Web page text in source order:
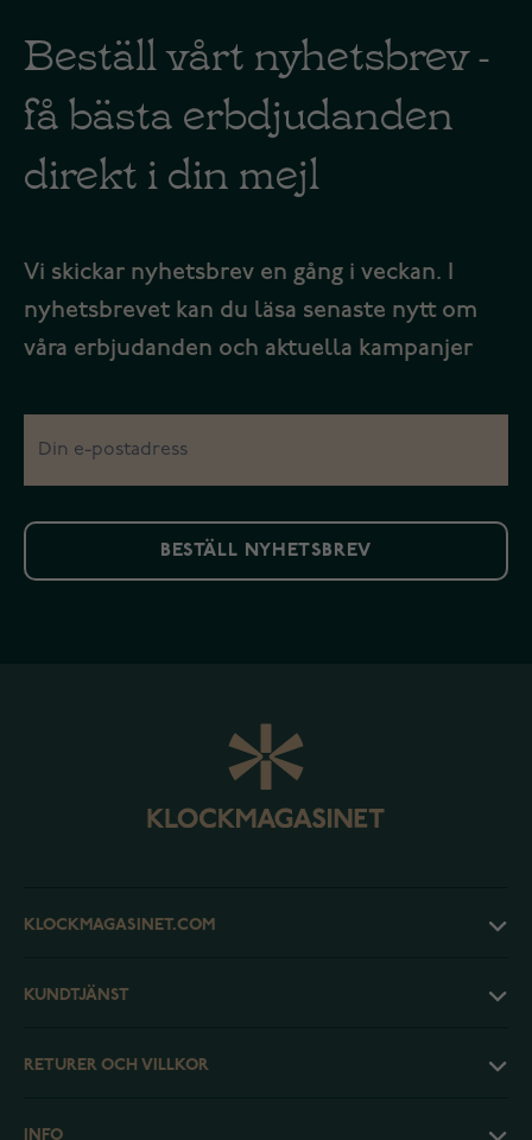
Beställ vårt nyhetsbrev -
få bästa erbdjudanden
direkt i din mejl
Vi skickar nyhetsbrev en gång i veckan. I
nyhetsbrevet kan du läsa senaste nytt om
våra erbjudanden och aktuella kampanjer
BESTÄLL NYHETSBREV
KLOCKMAGASINET.COM
KUNDTJÄNST
RETURER OCH VILLKOR
INFO